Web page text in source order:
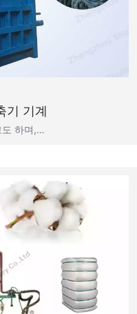
기 기계
도 하며,…